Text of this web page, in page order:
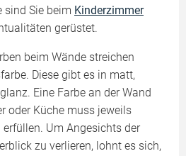
sind Sie beim Kinderzimmer
gerüstet.
beim Wände streichen
Diese gibt es in matt,
Eine Farbe an der Wand
oder Küche muss jeweils
Um Angesichts der
zu verlieren, lohnt es sich,